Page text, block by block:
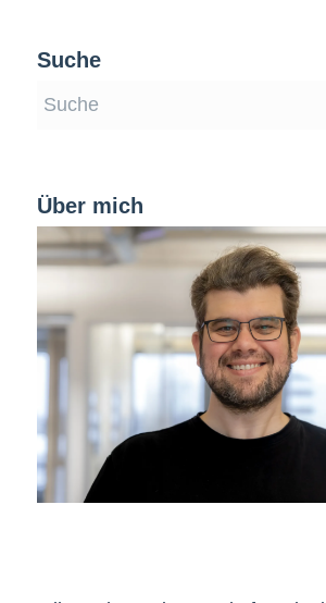
Suche
Über mich